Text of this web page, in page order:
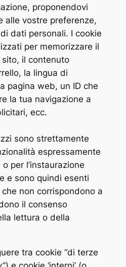
proponendovi
alle vostre preferenze,
dati personali. I cookie
per memorizzare il
il contenuto
la lingua di
pagina web, un ID che
la tua navigazione a
ecc.
sono strettamente
espressamente
per l’instaurazione
e sono quindi esenti
non corrispondono a
il consenso
lettura o della
tra cookie “di terze